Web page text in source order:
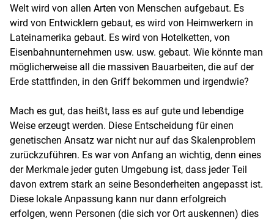
Welt wird von allen Arten von Menschen aufgebaut. Es
wird von Entwicklern gebaut, es wird von Heimwerkern in
Lateinamerika gebaut. Es wird von Hotelketten, von
Eisenbahnunternehmen usw. usw. gebaut. Wie könnte man
möglicherweise all die massiven Bauarbeiten, die auf der
Erde stattfinden, in den Griff bekommen und irgendwie?
Mach es gut, das heißt, lass es auf gute und lebendige
Weise erzeugt werden. Diese Entscheidung für einen
genetischen Ansatz war nicht nur auf das Skalenproblem
zurückzuführen. Es war von Anfang an wichtig, denn eines
der Merkmale jeder guten Umgebung ist, dass jeder Teil
davon extrem stark an seine Besonderheiten angepasst ist.
Diese lokale Anpassung kann nur dann erfolgreich
erfolgen, wenn Personen (die sich vor Ort auskennen) dies